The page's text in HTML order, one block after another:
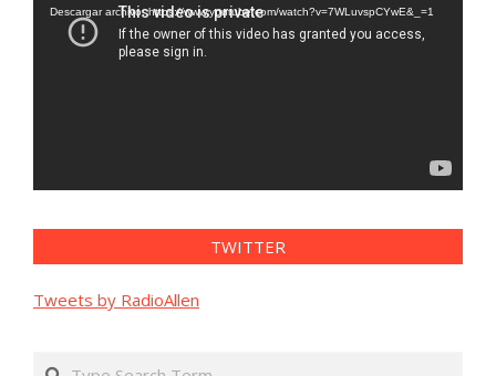
vídeo
Descargar archivo: https://www.youtube.com/watch?v=7WLuvspCYwE&_=1
TWITTER
Tweets by RadioAllen
Search